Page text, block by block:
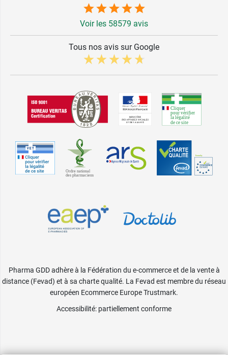
Voir les 58579 avis
Tous nos avis sur Google
Pharma GDD adhère à la Fédération du e-commerce et de la vente à
distance (Fevad) et à sa charte qualité. La Fevad est membre du réseau
européen Ecommerce Europe Trustmark.
Accessibilité: partiellement conforme